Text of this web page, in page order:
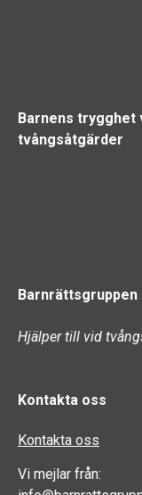
Barnens trygghet
tvångsåtgärder
Barnrättsgruppen
Hjälper till vid
Kontakta oss
Kontakta oss
Vi mejlar från: